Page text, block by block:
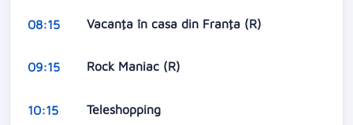
08:15 Vacanţa în casa din Franţa (R)
09:15 Rock Maniac (R)
10:15 Teleshopping